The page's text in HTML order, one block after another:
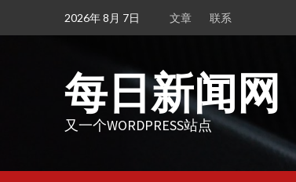
2026年 8月 7日 文章 联系
每日新闻网
又一个WORDPRESS站点